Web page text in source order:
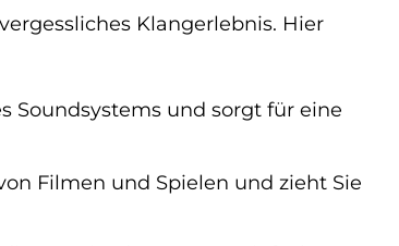
Klangerlebnis. Hier
Soundsystems und sorgt für eine
Filmen und Spielen und zieht Sie